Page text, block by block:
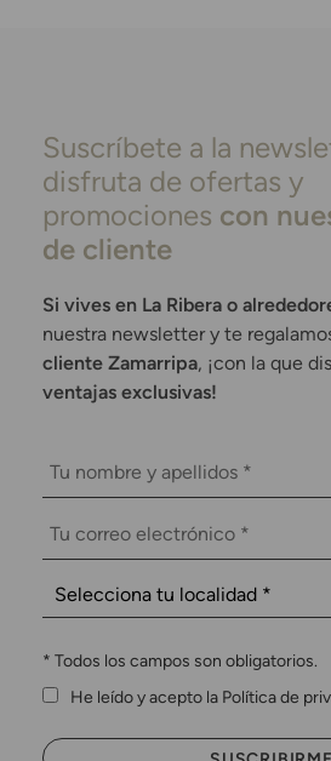
Suscríbete a la
disfruta de ofertas y
promociones con
de cliente
Si vives en La Ribera o
nuestra newsletter y te
cliente Zamarripa, ¡con la que
ventajas exclusivas!
* Todos los campos son obligatorios.
He leído y acepto la Política de